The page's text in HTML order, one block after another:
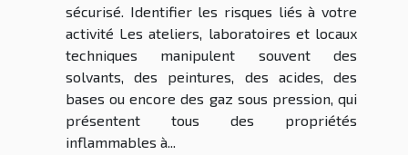
sécurisé. Identifier les risques liés à votre
activité Les ateliers, laboratoires et locaux
techniques manipulent souvent des
solvants, des peintures, des acides, des
bases ou encore des gaz sous pression, qui
présentent tous des propriétés
inflammables à...